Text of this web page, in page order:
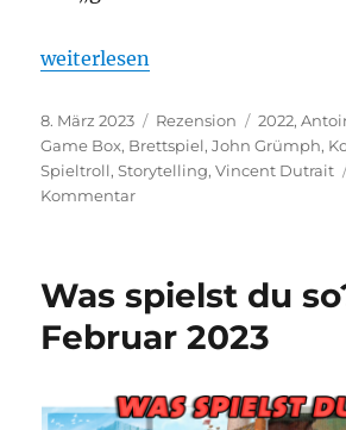
„Oltréé – Familien-, Brett- und
weiterlesen
Veröffentlicht
am
8. März 2023 Kategorien
Rezension 2022,
Game Box, Brettspiel,John Grümph,
Spieltroll,Storytelling,Vincent Dutrait
Kommentarzu
Brett-
und
Rollenspiel,
das
zusammen?
Was spielst du
Februar 2023